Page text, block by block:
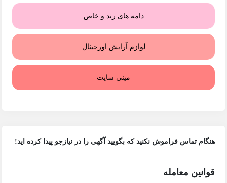
دامه های رند و خاص
لوازم آرایش اورجینال
مینی سایت
هنگام تماس فراموش نکنید که بگویید آگهی را درنیازجوپیدا کرده اید!
قوانین معامله